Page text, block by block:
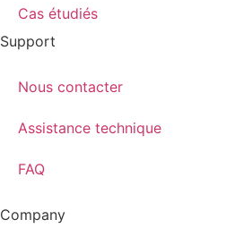
Cas étudiés
Support
Nous contacter
Assistance technique
FAQ
Company